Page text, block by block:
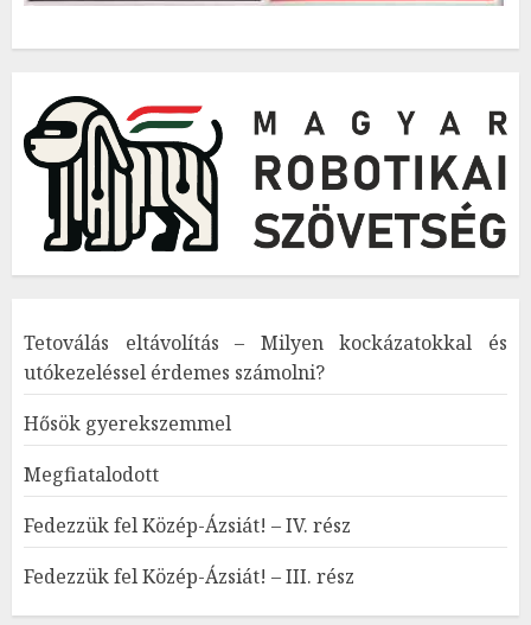
Tetoválás eltávolítás – Milyen kockázatokkal és
utókezeléssel érdemes számolni?
Hősök gyerekszemmel
Megfiatalodott
Fedezzük fel Közép-Ázsiát! – IV. rész
Fedezzük fel Közép-Ázsiát! – III. rész